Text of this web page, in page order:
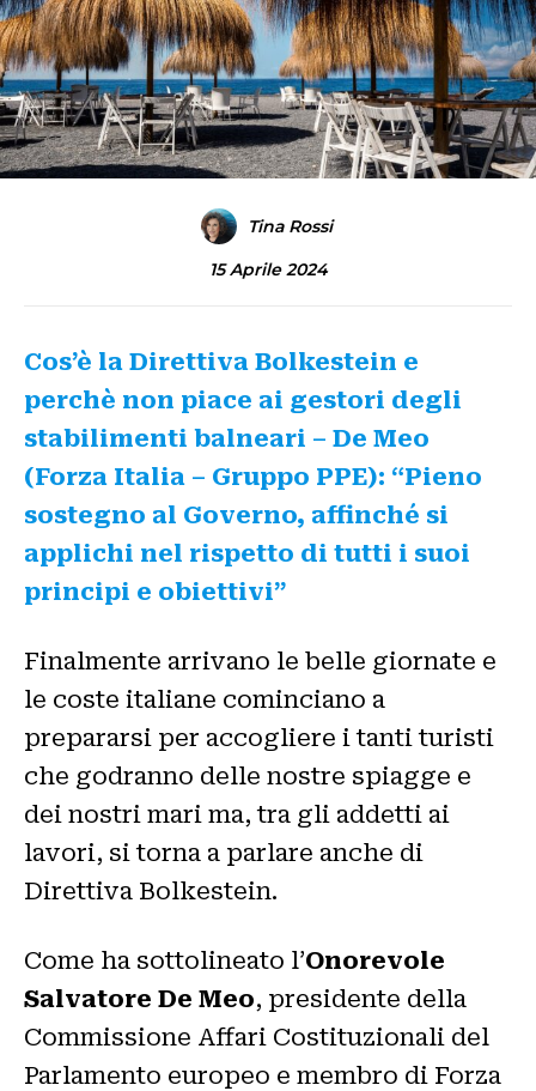
Tina Rossi
15 Aprile 2024
Cos’è la Direttiva Bolkestein e
perchè non piace ai gestori degli
stabilimenti balneari – De Meo
(Forza Italia – Gruppo PPE): “Pieno
sostegno al Governo, affinché si
applichi nel rispetto di tutti i suoi
principi e obiettivi”
Finalmente arrivano le belle giornate e
le coste italiane cominciano a
prepararsi per accogliere i tanti turisti
che godranno delle nostre spiagge e
dei nostri mari ma, tra gli addetti ai
lavori, si torna a parlare anche di
Direttiva Bolkestein.
Come ha sottolineato l’Onorevole
Salvatore De Meo, presidente della
Commissione Affari Costituzionali del
Parlamento europeo e membro di Forza